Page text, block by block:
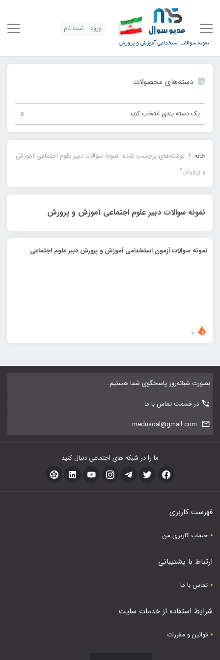
ورود ثبت نام
دسته‌های محصولات
خانه › نوشته‌های برچسب شده “نمونه سوالات دبیر علوم اجتماعی آموزش
و پرورش”
نمونه سوالات دبیر علوم اجتماعی آموزش و پرورش
نمونه سوالات آزمون استخدامی آموزش و پرورش دبیر علوم اجتماعی
بصورت شبانه‌روز پاسخگوی شما هستیم.
در قسمت تماس با ما
medusoal@gmail.com
ما را در شبکه های اجتماعی دنبال کنید
فهرست کاربری
حساب کاربری من
ارتباط با پشتیبانی
تماس با ما
شرایط استفاده از خدمات سایت
قوانین و مقررات